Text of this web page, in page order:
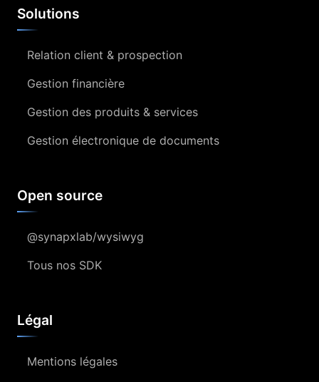
Solutions
Relation client & prospection
Gestion financière
Gestion des produits & services
Gestion électronique de documents
Open source
@synapxlab/wysiwyg
Tous nos SDK
Légal
Mentions légales